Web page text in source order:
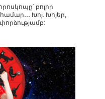
բոլոր
Խոյ. Խոյեր,